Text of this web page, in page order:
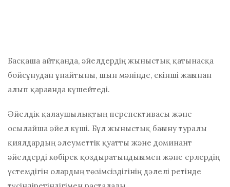
Басқаша айтқанда, әйелдердің жыныстық қатынасқа
бойсұнудан ұнайтыны, шын мәнінде, екінші жағынан
алып қарағанда күшейтеді.
Әйелдік қалаушылықтың перспективасы және
осылайша әйел күші. Бұл жыныстық бағыну туралы
қиялдардың әлеуметтік қуатты және доминант
әйелдерді көбірек қоздыратындығымен және ерлердің
үстемдігін олардың төзімсіздігінің дәлелі ретінде